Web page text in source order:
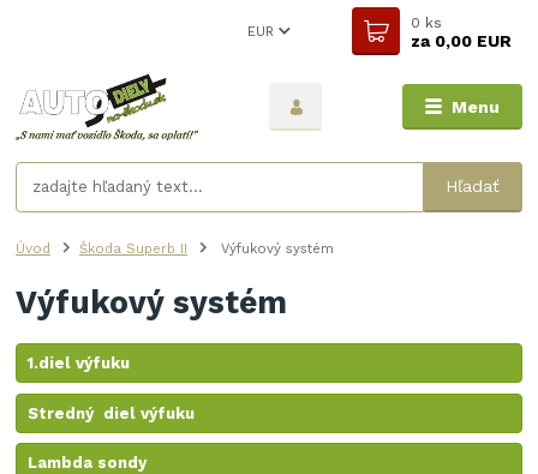
Menu
EUR
Hľadať
0 ks
za0,00 EUR
Úvod Škoda Superb II Výfukový systém
Výfukový systém
1.diel výfuku
Stredný diel výfuku
Lambda sondy